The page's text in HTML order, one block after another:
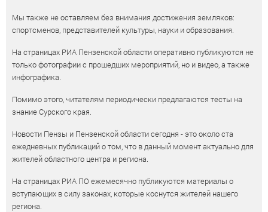
Мы также не оставляем без внимания достижения земляков:
спортсменов, представителей культуры, науки и образования.
На страницах РИА Пензенской области оперативно публикуются не
только фотографии с прошедших мероприятий, но и видео, а также
инфографика.
Помимо этого, читателям периодически предлагаются тесты на
знание Сурского края.
Новости Пензы и Пензенской области сегодня - это около ста
ежедневных публикаций о том, что в данный момент актуально для
жителей областного центра и региона.
На страницах РИА ПО ежемесячно публикуются материалы о
вступающих в силу законах, которые коснутся жителей нашего
региона.